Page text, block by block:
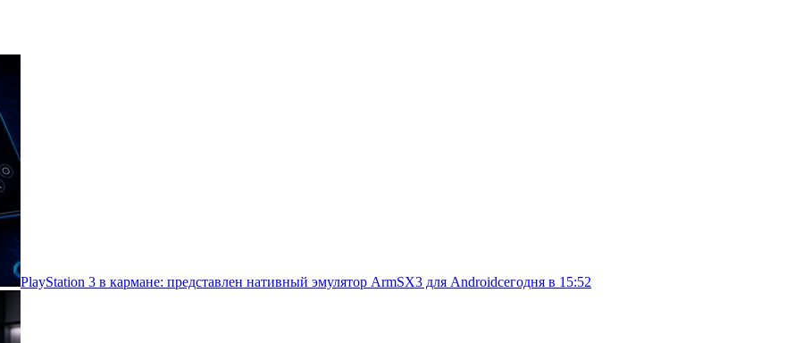
PlayStation 3 в кармане: представлен нативный эмулятор ArmSX3 для Androidсегодня в 15:52